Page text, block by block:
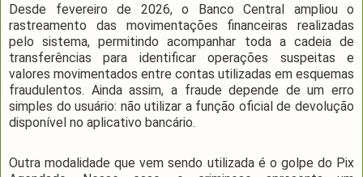
Desde fevereiro de 2026, o Banco Central ampliou o
rastreamento das movimentações financeiras realizadas
pelo sistema, permitindo acompanhar toda a cadeia de
transferências para identificar operações suspeitas e
valores movimentados entre contas utilizadas em esquemas
fraudulentos. Ainda assim, a fraude depende de um erro
simples do usuário: não utilizar a função oficial de devolução
disponível no aplicativo bancário.
Outra modalidade que vem sendo utilizada é o golpe do Pix